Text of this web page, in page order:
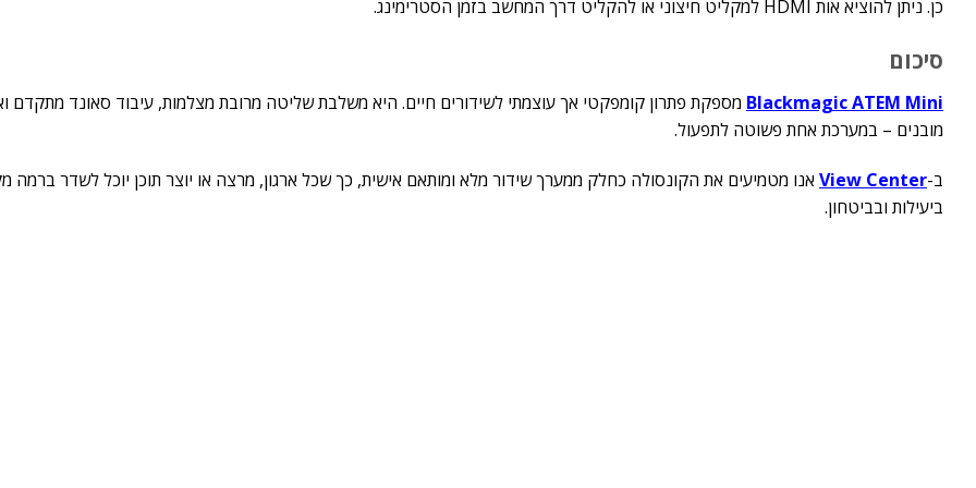
כן. ניתן להוציא אות HDMI למקליט חיצוני או להקליט דרך המחשב בזמן הסטרימינג.
סיכום
Blackmagic ATEM Mini מספקת פתרון קומפקטי אך עוצמתי לשידורים חיים. היא משלבת שליטה מרובת מצלמות, עיבוד סאונד מתקדם
מובנים – במערכת אחת פשוטה לתפעול.
ב-View Center אנו מטמיעים את הקונסולה כחלק ממערך שידור מלא ומותאם אישית, כך שכל ארגון, מרצה או יוצר תוכן יוכל לשדר ברמה
ביעילות ובביטחון.